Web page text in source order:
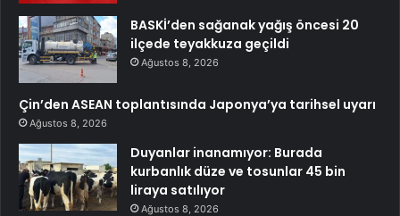
BASKİ’den sağanak yağış öncesi 20
ilçede teyakkuza geçildi
Ağustos 8, 2026
Çin’den ASEAN toplantısında Japonya’ya tarihsel uyarı
Ağustos 8, 2026
Duyanlar inanamıyor: Burada
kurbanlık düze ve tosunlar 45 bin
liraya satılıyor
Ağustos 8, 2026